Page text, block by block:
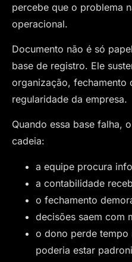
percebe que o problema
operacional.
Documento não é só
base de registro. Ele
organização, fechamento
regularidade da empresa.
Quando essa base falha,
cadeia:
a equipe procura
a contabilidade
o fechamento
decisões saem com
o dono perde tempo
poderia estar